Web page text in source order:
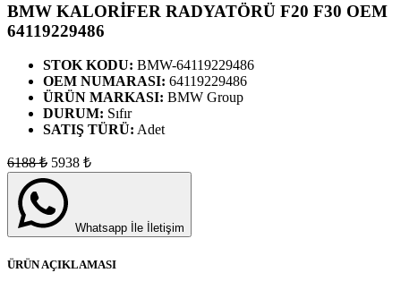
BMW KALORİFER RADYATÖRÜ F20 F30 OEM
64119229486
STOK KODU: BMW-64119229486
OEM NUMARASI: 64119229486
ÜRÜN MARKASI: BMW Group
DURUM: Sıfır
SATIŞ TÜRÜ: Adet
6188₺ 5938 ₺
Whatsapp İle İletişim
ÜRÜN AÇIKLAMASI